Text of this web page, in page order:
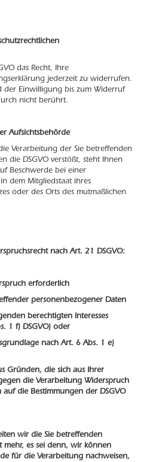
das Recht, Ihre
jederzeit zu widerrufen.
der Einwilligung bis zum Widerruf
nicht berührt.
Aufsichtsbehörde
Verarbeitung der Sie betreffenden
die DSGVO verstößt, steht Ihnen
Beschwerde bei einer
dem Mitgliedstaat ihres
oder des Orts des mutmaßlichen
nach Art. 21 DSGVO:
erforderlich
personenbezogener Daten
berechtigten Interesses
1 f) DSGVO) oder
nach Art. 6 Abs. 1 e)
Gründen, die sich aus Ihrer
die Verarbeitung Widerspruch
die Bestimmungen der DSGVO
wir die Sie betreffenden
mehr, es sei denn, wir können
für die Verarbeitung nachweisen,